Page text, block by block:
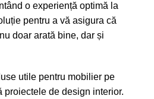
o experiență optimă la
pentru a vă asigura că
doar arată bine, dar și
utile pentru mobilier pe
proiectele de design interior.